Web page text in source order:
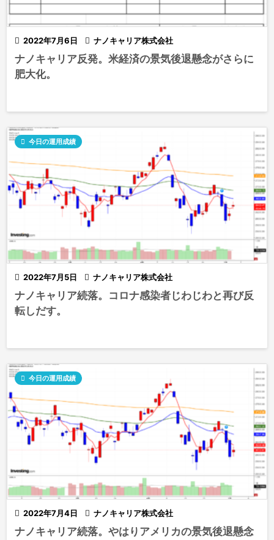
 2022年7月6日  ナノキャリア株式会社
ナノキャリア反発。米経済の景気後退懸念がさらに
肥大化。
 2022年7月5日
 今日の運用成績
 ナノキャリア株式会社
ナノキャリア続落。コロナ感染者じわじわと再び反
転しだす。
 2022年7月4日
 今日の運用成績
 ナノキャリア株式会社
ナノキャリア続落。やはりアメリカの景気後退懸念